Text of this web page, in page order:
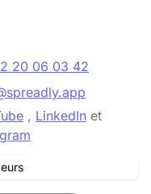
20 06 03 42
, LinkedIn et